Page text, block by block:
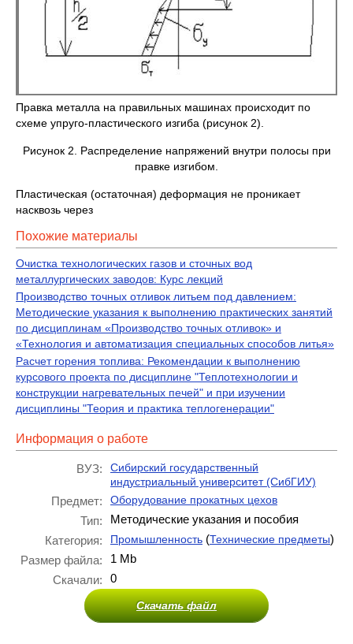
Правка металла на правильных машинах происходит по
схеме упруго-пластического изгиба (рисунок 2).
Рисунок 2. Распределение напряжений внутри полосы при
правке изгибом.
Пластическая (остаточная) деформация не проникает
насквозь через
Похожие материалы
Очистка технологических газов и сточных вод
металлургических заводов: Курс лекций
Производство точных отливок литьем под давлением:
Методические указания к выполнению практических занятий
по дисциплинам «Производство точных отливок» и
«Технология и автоматизация специальных способов литья»
Расчет горения топлива: Рекомендации к выполнению
курсового проекта по дисциплине "Теплотехнологии и
конструкции нагревательных печей" и при изучении
дисциплины "Теория и практика теплогенерации"
Информация о работе
ВУЗ:
Сибирский государственный
индустриальный университет (СибГИУ)
Предмет: Оборудование прокатных цехов
Тип:
Методические указания и пособия
Категория:
Промышленность (Технические предметы)
Размер файла:
1 Mb
Скачали:
0
Скачать файл